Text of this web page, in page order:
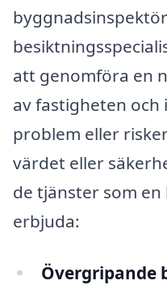
att genomföra en
av fastigheten
problem eller
värdet eller
de tjänster som
erbjuda:
Övergripande